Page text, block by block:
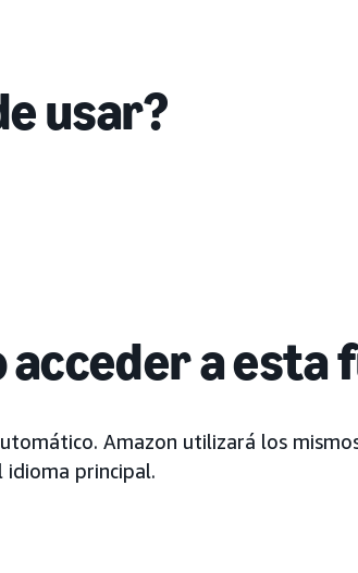
usar?
acceder a esta
Amazon utilizará los
idioma principal.